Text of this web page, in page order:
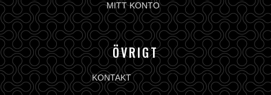
MITT KONTO
ÖVRIGT
KONTAKT